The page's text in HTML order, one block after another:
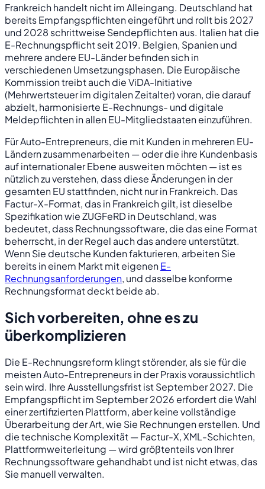
Frankreich handelt nicht im Alleingang. Deutschland hat
bereits Empfangspflichten eingeführt und rollt bis 2027
und 2028 schrittweise Sendepflichten aus. Italien hat die
E-Rechnungspflicht seit 2019. Belgien, Spanien und
mehrere andere EU-Länder befinden sich in
verschiedenen Umsetzungsphasen. Die Europäische
Kommission treibt auch die ViDA-Initiative
(Mehrwertsteuer im digitalen Zeitalter) voran, die darauf
abzielt, harmonisierte E-Rechnungs- und digitale
Meldepflichten in allen EU-Mitgliedstaaten einzuführen.
Für Auto-Entrepreneurs, die mit Kunden in mehreren EU-
Ländern zusammenarbeiten — oder die ihre Kundenbasis
auf internationaler Ebene ausweiten möchten — ist es
nützlich zu verstehen, dass diese Änderungen in der
gesamten EU stattfinden, nicht nur in Frankreich. Das
Factur-X-Format, das in Frankreich gilt, ist dieselbe
Spezifikation wie ZUGFeRD in Deutschland, was
bedeutet, dass Rechnungssoftware, die das eine Format
beherrscht, in der Regel auch das andere unterstützt.
Wenn Sie deutsche Kunden fakturieren, arbeiten Sie
bereits in einem Markt mit eigenenE-
Rechnungsanforderungen, und dasselbe konforme
Rechnungsformat deckt beide ab.
Sich vorbereiten, ohne es zu
überkomplizieren
Die E-Rechnungsreform klingt störender, als sie für die
meisten Auto-Entrepreneurs in der Praxis voraussichtlich
sein wird. Ihre Ausstellungsfrist ist September 2027. Die
Empfangspflicht im September 2026 erfordert die Wahl
einer zertifizierten Plattform, aber keine vollständige
Überarbeitung der Art, wie Sie Rechnungen erstellen. Und
die technische Komplexität — Factur-X, XML-Schichten,
Plattformweiterleitung — wird größtenteils von Ihrer
Rechnungssoftware gehandhabt und ist nicht etwas, das
Sie manuell verwalten.